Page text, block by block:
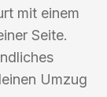
mit einem
Seite.
Umzug